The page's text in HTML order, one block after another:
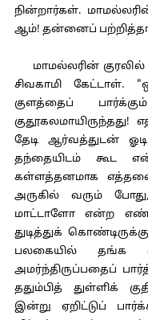
நின்றார்கள்.
ஆம்! தன்னைப்
மாமல்லரின்
சிவகாமி கேட்டாள்.
குளத்தைப்
தேடி ஆர்வத்துடன்
தந்தையிடம் கூட
கள்ளத்தனமாக
அருகில் வரும்
மாட்டாளோ என்ற
துடித்துக்
பலகையில் தங்க
அமர்ந்திருப்பதைப்
ததும்பித் துள்ளிக்
இன்று ஏறிட்டுப்